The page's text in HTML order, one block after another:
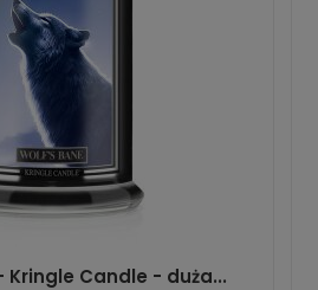
Kringle Candle - duża...